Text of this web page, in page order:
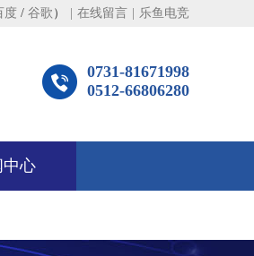
度 / 谷歌 ） 在线留言 乐鱼电竞
0731-81671998
0512-66806280
中心